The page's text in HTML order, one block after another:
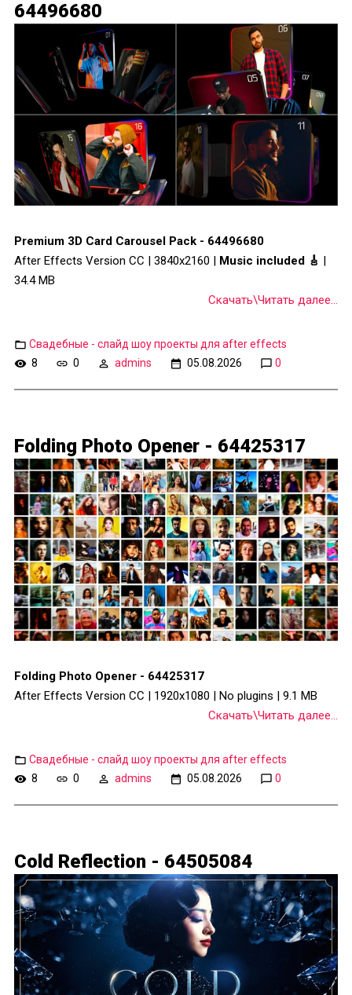
64496680
Premium 3D Card Carousel Pack - 64496680
After Effects Version CC | 3840x2160 | Music included 🎸 |
34.4 MB
Скачать\Читать далее...
Свадебные - слайд шоу проекты для after effects
8
0 admins 05.08.2026 0
Folding Photo Opener - 64425317
Folding Photo Opener - 64425317
After Effects Version CC | 1920x1080 | No plugins | 9.1 MB
Скачать\Читать далее...
Свадебные - слайд шоу проекты для after effects
8
0 admins 05.08.2026 0
Cold Reflection - 64505084